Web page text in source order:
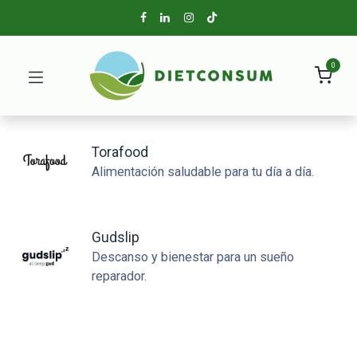
0
Torafood
Alimentación saludable para tu día a día.
Gudslip
Descanso y bienestar para un sueño
reparador.